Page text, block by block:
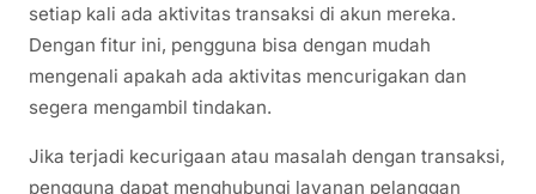
setiap kali ada aktivitas transaksi di akun mereka.
Dengan fitur ini, pengguna bisa dengan mudah
mengenali apakah ada aktivitas mencurigakan dan
segera mengambil tindakan.
Jika terjadi kecurigaan atau masalah dengan transaksi,
pengguna dapat menghubungi layanan pelanggan